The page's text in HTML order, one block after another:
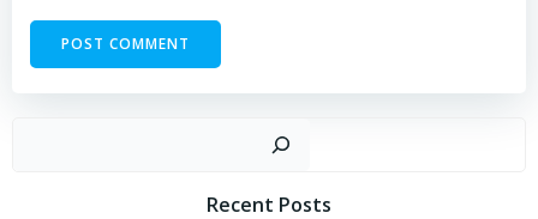
Recent Posts